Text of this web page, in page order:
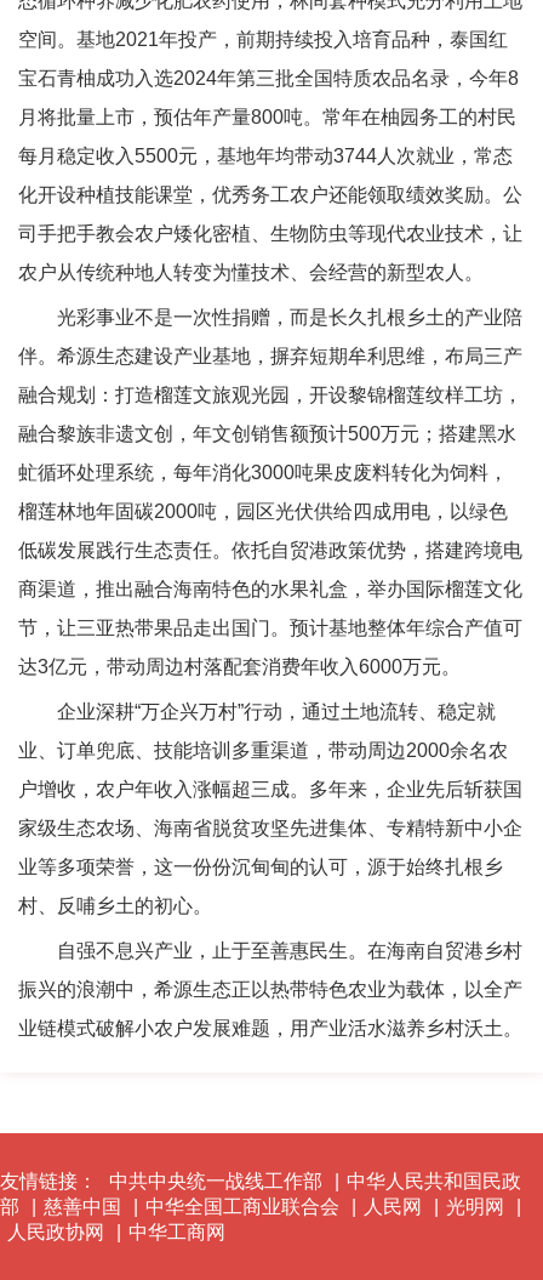
空间。基地2021年投产，前期持续投入培育品种，泰国红
宝石青柚成功入选2024年第三批全国特质农品名录，今年8
月将批量上市，预估年产量800吨。常年在柚园务工的村民
每月稳定收入5500元，基地年均带动3744人次就业，常态
化开设种植技能课堂，优秀务工农户还能领取绩效奖励。公
司手把手教会农户矮化密植、生物防虫等现代农业技术，让
农户从传统种地人转变为懂技术、会经营的新型农人。
光彩事业不是一次性捐赠，而是长久扎根乡土的产业陪
伴。希源生态建设产业基地，摒弃短期牟利思维，布局三产
融合规划：打造榴莲文旅观光园，开设黎锦榴莲纹样工坊，
融合黎族非遗文创，年文创销售额预计500万元；搭建黑水
虻循环处理系统，每年消化3000吨果皮废料转化为饲料，
榴莲林地年固碳2000吨，园区光伏供给四成用电，以绿色
低碳发展践行生态责任。依托自贸港政策优势，搭建跨境电
商渠道，推出融合海南特色的水果礼盒，举办国际榴莲文化
节，让三亚热带果品走出国门。预计基地整体年综合产值可
达3亿元，带动周边村落配套消费年收入6000万元。
企业深耕“万企兴万村”行动，通过土地流转、稳定就
业、订单兜底、技能培训多重渠道，带动周边2000余名农
户增收，农户年收入涨幅超三成。多年来，企业先后斩获国
家级生态农场、海南省脱贫攻坚先进集体、专精特新中小企
业等多项荣誉，这一份份沉甸甸的认可，源于始终扎根乡
村、反哺乡土的初心。
自强不息兴产业，止于至善惠民生。在海南自贸港乡村
振兴的浪潮中，希源生态正以热带特色农业为载体，以全产
业链模式破解小农户发展难题，用产业活水滋养乡村沃土。
友情链接： 中共中央统一战线工作部
中华人民共和国民政
部
慈善中国 中华全国工商业联合会 人民网 光明网
人民政协网
中华工商网